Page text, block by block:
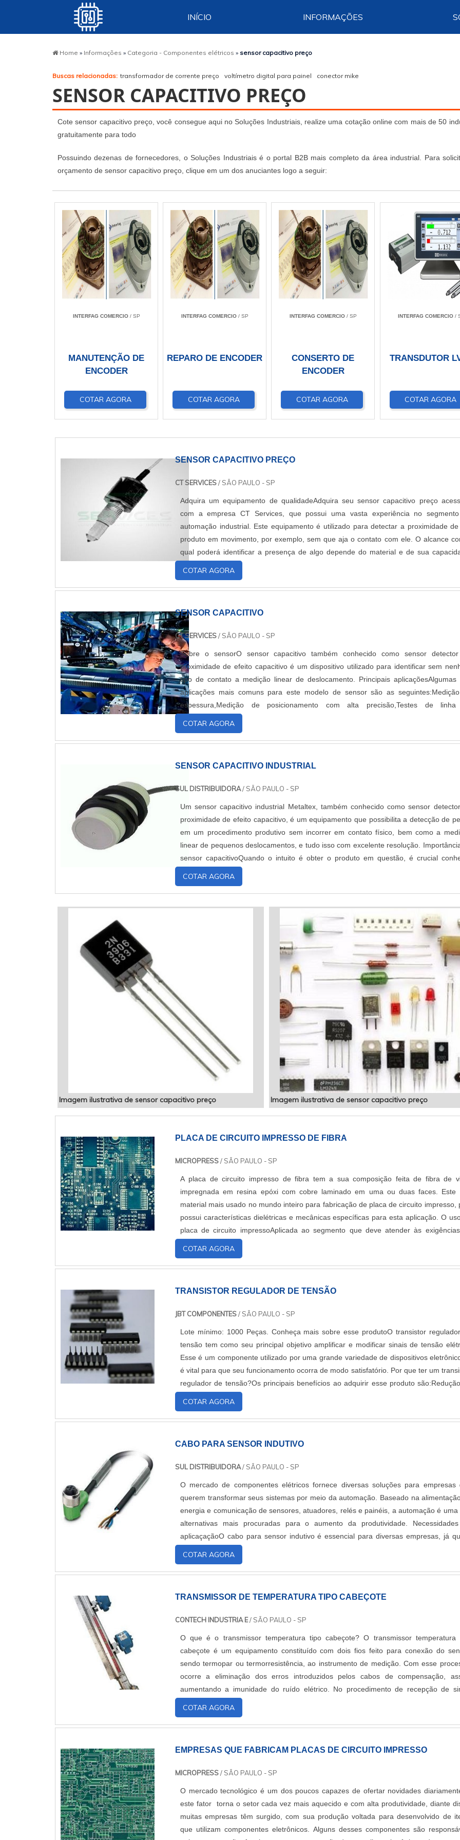
INÍCIO INFORMAÇÕES
Home » Informações » Categoria - Componentes elétricos » sensor capacitivo preço
Buscas relacionadas: transformador de corrente preço voltímetro digital para painel conector mike
SENSOR CAPACITIVO PREÇO
Cote sensor capacitivo preço, você consegue aqui no Soluções Industriais, realize uma cotação online com mais de 50
gratuitamente para todo
Possuindo dezenas de fornecedores, o Soluções Industriais é o portal B2B mais completo da área industrial. Para
orçamento de sensor capacitivo preço, clique em um dos anuciantes logo a seguir:
INTERFAG COMERCIO/ SP
MANUTENÇÃO DE
ENCODER
COTAR AGORA
INTERFAG COMERCIO/ SP
REPARO DE ENCODER
COTAR AGORA
INTERFAG COMERCIO/ SP
CONSERTO DE
ENCODER
COTAR AGORA
INTERFAG COMERCIO /
TRANSDUTOR
COTAR AGORA
SENSOR CAPACITIVO PREÇO
CT SERVICES/ SÃO PAULO - SP
Adquira um equipamento de qualidadeAdquira seu sensor capacitivo preço
com a empresa CT Services, que possui uma vasta experiência no
automação industrial. Este equipamento é utilizado para detectar a proximidade
produto em movimento, por exemplo, sem que aja o contato com ele. O alcance
qual poderá identificar a presença de algo depende do material e de sua
Porém, são equipamentos que não o...
COTAR AGORA
SENSOR CAPACITIVO
CT SERVICES/ SÃO PAULO - SP
Sobre o sensorO sensor capacitivo também conhecido como sensor
proximidade de efeito capacitivo é um dispositivo utilizado para identificar sem
tipo de contato a medição linear de deslocamento. Principais aplicaçõesAlgumas
aplicações mais comuns para este modelo de sensor são as
espessura,Medição de posicionamento com alta precisão,Testes de linha
produção,Aplicações gerais de sensores,Entr...
COTAR AGORA
SENSOR CAPACITIVO INDUSTRIAL
SUL DISTRIBUIDORA/ SÃO PAULO - SP
Um sensor capacitivo industrial Metaltex, também conhecido como sensor
proximidade de efeito capacitivo, é um equipamento que possibilita a detecção de
em um procedimento produtivo sem incorrer em contato físico, bem como a
linear de pequenos deslocamentos, e tudo isso com excelente resolução.
sensor capacitivoQuando o intuito é obter o produto em questão, é crucial
algumas das caracterí...
COTAR AGORA
Imagem ilustrativa de sensor capacitivo preço Imagem ilustrativa de sensor capacitivo preço
PLACA DE CIRCUITO IMPRESSO DE FIBRA
MICROPRESS/ SÃO PAULO - SP
A placa de circuito impresso de fibra tem a sua composição feita de fibra de
impregnada em resina epóxi com cobre laminado em uma ou duas faces. Este
material mais usado no mundo inteiro para fabricação de placa de circuito impresso,
possui características dielétricas e mecânicas específicas para esta aplicação. O
placa de circuito impressoAplicada ao segmento que deve atender às exigências
mercado de profissionais de p....
COTAR AGORA
TRANSISTOR REGULADOR DE TENSÃO
JBT COMPONENTES/ SÃO PAULO - SP
Lote mínimo: 1000 Peças. Conheça mais sobre esse produtoO transistor
tensão tem como seu principal objetivo amplificar e modificar sinais de tensão
Esse é um componente utilizado por uma grande variedade de dispositivos
é vital para que seu funcionamento ocorra de modo satisfatório. Por que ter um
regulador de tensão?Os principais benefícios ao adquirir esse produto são:Redução
desgaste,Instalaç....
COTAR AGORA
CABO PARA SENSOR INDUTIVO
SUL DISTRIBUIDORA/ SÃO PAULO - SP
O mercado de componentes elétricos fornece diversas soluções para empresas
querem transformar seus sistemas por meio da automação. Baseado na
energia e comunicação de sensores, atuadores, relés e painéis, a automação é uma
alternativas mais procuradas para o aumento da produtividade.
aplicaçaçãoO cabo para sensor indutivo é essencial para diversas empresas, já
um item necessário para a implantação da....
COTAR AGORA
TRANSMISSOR DE TEMPERATURA TIPO CABEÇOTE
CONTECH INDUSTRIA E/ SÃO PAULO - SP
O que é o transmissor temperatura tipo cabeçote? O transmissor temperatura
cabeçote é um equipamento constituído com dois fios feito para conexão do
sendo termopar ou termorresistência, ao instrumento de medição. Com esse
ocorre a eliminação dos erros introduzidos pelos cabos de compensação,
aumentando a imunidade do ruído elétrico. No procedimento de recepção de
provenientes de termorresistências, termopares....
COTAR AGORA
EMPRESAS QUE FABRICAM PLACAS DE CIRCUITO IMPRESSO
MICROPRESS/ SÃO PAULO - SP
O mercado tecnológico é um dos poucos capazes de ofertar novidades
este fator torna o setor cada vez mais aquecido e com alta produtividade, diante
muitas empresas têm surgido, com sua produção voltada para desenvolvido de
que utilizam componentes eletrônicos. Alguns desses componentes são